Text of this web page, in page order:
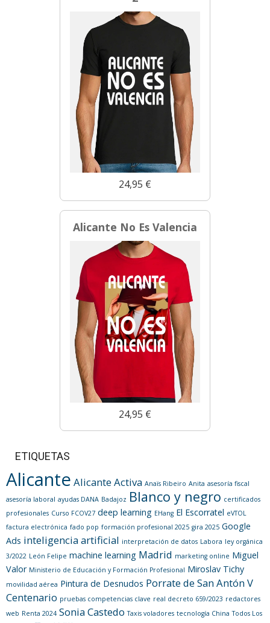
24,95 €
Alicante No Es Valencia
24,95 €
ETIQUETAS
Alicante Alicante Activa Anaïs Ribeiro Anita asesoría fiscal
asesoría laboral ayudas DANA Badajoz Blanco y negro certificados
profesionales Curso FCOV27 deep learning EHang El Escorratel eVTOL
factura electrónica fado pop formación profesional 2025 gira 2025 Google
Ads inteligencia artificial interpretación de datos Labora ley orgánica
3/2022 León Felipe machine learning Madrid marketing online Miguel
Valor Ministerio de Educación y Formación Profesional Miroslav Tichy
movilidad aérea Pintura de Desnudos Porrate de San Antón V
Centenario pruebas competencias clave real decreto 659/2023 redactores
web Renta 2024 Sonia Castedo Taxis voladores tecnología China Todos Los